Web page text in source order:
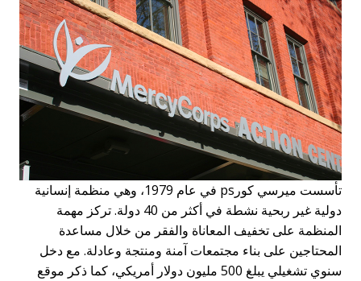
تأسست ميرسي كورps في عام 1979، وهي منظمة إنسانية
دولية غير ربحية نشطة في أكثر من 40 دولة. تركز مهمة
المنظمة على تخفيف المعاناة والفقر من خلال مساعدة
المحتاجين على بناء مجتمعات آمنة ومنتجة وعادلة. مع دخل
سنوي تشغيلي يبلغ 500 مليون دولار أمريكي، كما ذكر موقع